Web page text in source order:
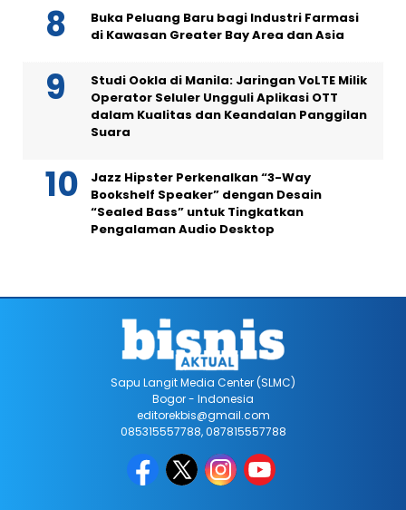
Buka Peluang Baru bagi Industri Farmasi
di Kawasan Greater Bay Area dan Asia
Studi Ookla di Manila: Jaringan VoLTE Milik
Operator Seluler Ungguli Aplikasi OTT
dalam Kualitas dan Keandalan Panggilan
Suara
Jazz Hipster Perkenalkan “3-Way
Bookshelf Speaker” dengan Desain
“Sealed Bass” untuk Tingkatkan
Pengalaman Audio Desktop
Sapu Langit Media Center (SLMC)
Bogor - Indonesia
editorekbis@gmail.com
085315557788, 087815557788